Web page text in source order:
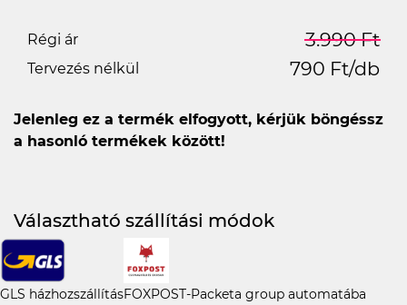
Régi ár 3.990 Ft
Tervezés nélkül 790 Ft/db
Jelenleg ez a termék elfogyott, kérjük böngéssz
a hasonló termékek között!
Választható szállítási módok
GLS házhozszállításFOXPOST-Packeta group automatába